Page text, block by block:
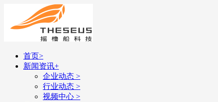
首页>
新闻资讯+
企业动态 >
行业动态 >
视频中心 >